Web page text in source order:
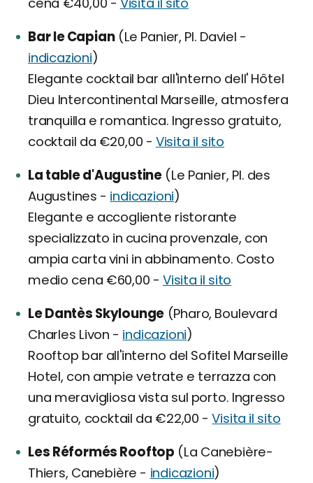
Bar le Capian(Le Panier, Pl. Daviel -
indicazioni)
Elegante cocktail bar all'interno dell' Hôtel
Dieu Intercontinental Marseille, atmosfera
tranquilla e romantica. Ingresso gratuito,
cocktail da €20,00 - Visita il sito
La table d'Augustine (Le Panier, Pl. des
Augustines - indicazioni)
Elegante e accogliente ristorante
specializzato in cucina provenzale, con
ampia carta vini in abbinamento. Costo
medio cena €60,00 -Visita il sito
Le Dantès Skylounge (Pharo, Boulevard
Charles Livon - indicazioni)
Rooftop bar all'interno del Sofitel Marseille
Hotel, con ampie vetrate e terrazza con
una meravigliosa vista sul porto. Ingresso
gratuito, cocktail da €22,00 -Visita il sito
Les Réformés Rooftop (La Canebière-
Thiers, Canebière - indicazioni)